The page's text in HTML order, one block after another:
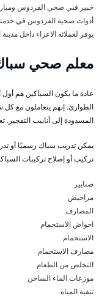
خبير فني صحي الفردوس
أدوات صحية الفردوس في
يوفر لعملائه الاعزاء داخل
معلم صحي
عادة ما يكون السباكين هم
الطوارئ. إنهم يتعاملون مع
المسدودة إلى أنابيب التفجير.
يمكن تدريب سباك رسميًا أو
تركيب أو إصلاح تركيبات
صنابير
مراحيض
المصارف
احواض الاستحمام
الاستحمام
مصارف الاستحمام
التخلص من الطعام
موزعات الماء الساخن
تنقية المياه